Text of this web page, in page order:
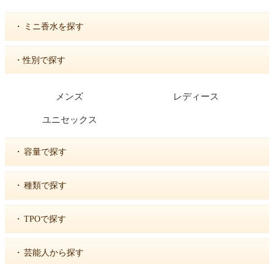
・ ミニ香水を探す
・性別で探す
メンズ レディース
ユニセックス
・ 容量で探す
・ 種類で探す
・ TPOで探す
・ 芸能人から探す